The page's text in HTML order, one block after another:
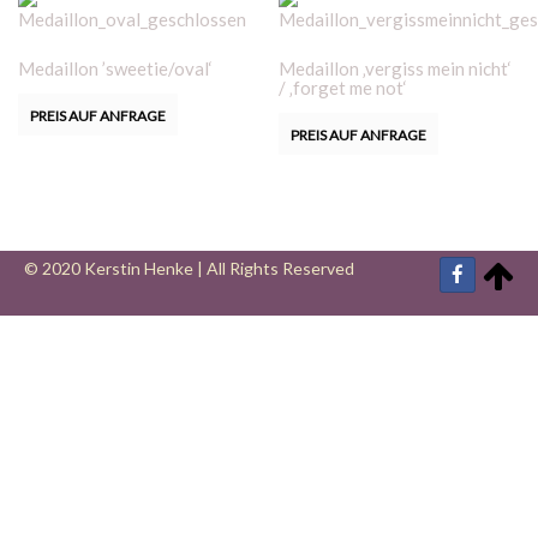
Medaillon ’sweetie/oval‘
PREIS AUF ANFRAGE
Medaillon ‚vergiss mein nicht‘
/ ‚forget me not‘
PREIS AUF ANFRAGE
© 2020 Kerstin Henke | All Rights Reserved